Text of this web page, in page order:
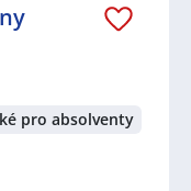
pro absolventy